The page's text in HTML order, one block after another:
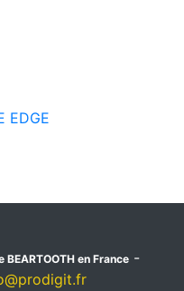
EDGE
en France -